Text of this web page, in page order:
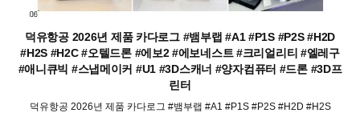
덕유항공 2026년 제품 카다로그 #뱀부랩 #A1 #P1S #P2S #H2D
#H2S #H2C #오텔드론 #에보2 #에보네스트 #크리얼리티 #엘레구
#애니큐빅 #스냅메이커 #U1 #3D스캐너 #양자컴퓨터 #드론 #3D프
린터
덕유항공 2026년 제품 카다로그 #뱀부랩 #A1 #P1S #P2S #H2D #H2S